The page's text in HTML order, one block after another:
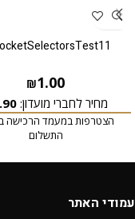
₪1.00
מחיר לחברי מועדון:
הצטרפות במעמד הרכישה
התשלום
עמודי האתר